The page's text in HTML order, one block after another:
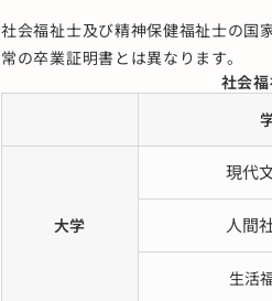
社会福祉士及び精神保健福祉士の国
常の卒業証明書とは異なります。
社会
大学
現代
人間
生活